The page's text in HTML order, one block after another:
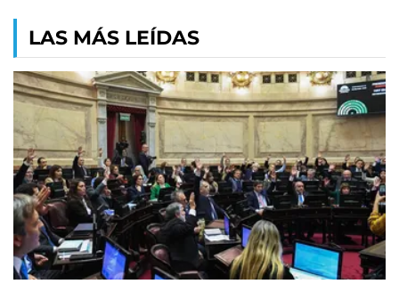
LAS MÁS LEÍDAS